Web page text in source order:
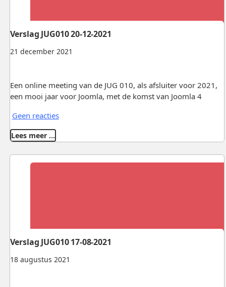
21 december 2021
Verslag JUG010 20-12-2021
Een online meeting van de JUG 010, als afsluiter voor 2021,
een mooi jaar voor Joomla, met de komst van Joomla 4
Geen reacties
Lees meer …
18 augustus 2021
Verslag JUG010 17-08-2021